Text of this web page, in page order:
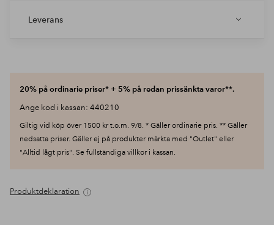
Leverans
20% på ordinarie priser* + 5% på redan prissänkta varor**.
Ange kod i kassan: 440210
Giltig vid köp över 1500 kr t.o.m. 9/8. * Gäller ordinarie pris. ** Gäller
nedsatta priser. Gäller ej på produkter märkta med "Outlet" eller
"Alltid lågt pris". Se fullständiga villkor i kassan.
Produktdeklaration